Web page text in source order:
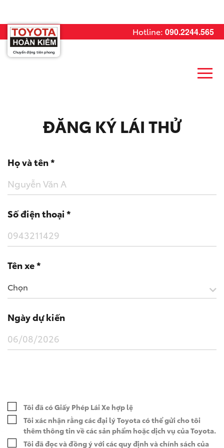
Hotline: 090.2244.565
Chuyển động tiên phong
ĐĂNG KÝ LÁI THỬ
Họ và tên *
Số điện thoại *
Tên xe *
Chọn
Wigo MT5
Ngày dự kiến
Tôi đã có Giấy Phép Lái Xe hợp lệ
Tôi xác nhận rằng các đại lý Toyota có thể gửi cho tôi
thêm thông tin về các sản phẩm hoặc dịch vụ của Toyota.
Tôi đã đọc và đồng ý với cácquy định và chính sách của